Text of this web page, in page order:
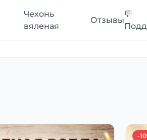
Чехонь
вяленая
Отзывы
💬
-